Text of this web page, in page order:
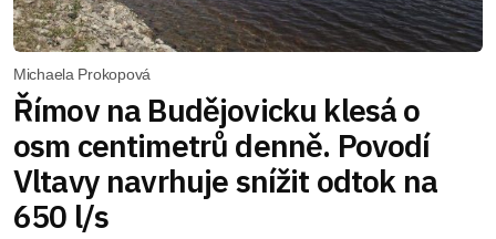
Michaela Prokopová
Římov na Budějovicku klesá o
osm centimetrů denně. Povodí
Vltavy navrhuje snížit odtok na
650 l/s